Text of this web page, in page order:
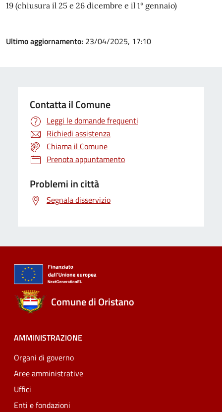
19 (chiusura il 25 e 26 dicembre e il 1° gennaio)
Ultimo aggiornamento: 23/04/2025, 17:10
Contatta il Comune
Leggi le domande frequenti
Richiedi assistenza
Chiama il Comune
Prenota appuntamento
Problemi in città
Segnala disservizio
Comune di Oristano
AMMINISTRAZIONE
Organi di governo
Aree amministrative
Uffici
Enti e fondazioni